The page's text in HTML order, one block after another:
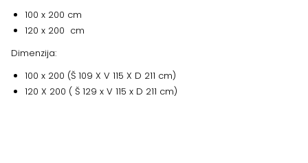
100 x 200 cm
120 x 200 cm
Dimenzija:
100 x 200 (Š 109 X V 115 X D 211 cm)
120 X 200 ( Š 129 x V 115 x D 211 cm)